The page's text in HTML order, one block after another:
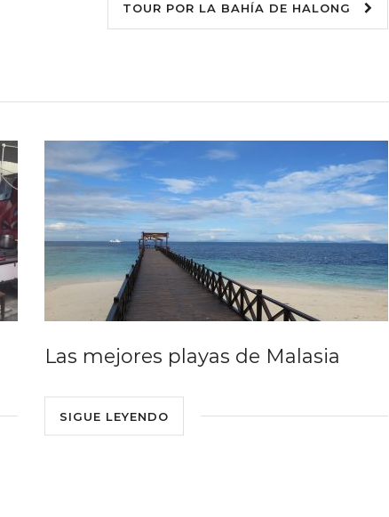
TOUR POR LA BAHÍA DE HALONG
Las mejores playas de Malasia
SIGUE LEYENDO